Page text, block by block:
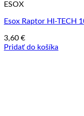
ESOX
Esox Raptor HI-TECH
3,60 €
Pridať do košíka